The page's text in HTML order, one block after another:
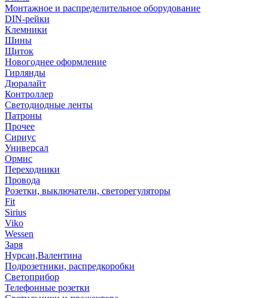
Монтажное и распределительное оборудование
DIN-рейки
Клемники
Шины
Щиток
Новогоднее оформление
Гирлянды
Дюралайт
Контроллер
Светодиодные ленты
Патроны
Прочее
Сириус
Универсал
Ормис
Переходники
Провода
Розетки, выключатели, светорегуляторы
Fit
Sirius
Viko
Wessen
Заря
Нурсан,Валентина
Подрозетники, распредкоробки
Светоприбор
Телефонные розетки